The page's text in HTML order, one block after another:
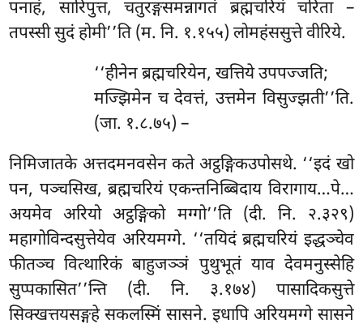
पनाहं, सारिपुत्त, चतुरङ्गसमन्नागतं ब्रह्मचरियंचरिता –
तपस्सी सुदं होमी’’ति (म. नि. १.१५५) लोमहंससुत्ते वीरिये.
‘‘हीनेन ब्रह्मचरियेन, खत्तिये उपपज्जति;
मज्झिमेन च देवत्तं, उत्तमेन विसुज्झती’’ति.
(जा. १.८.७५) –
निमिजातके अत्तदमनवसेन कते अट्ठङ्गिकउपोसथे. ‘‘इदं खो
पन, पञ्चसिख, ब्रह्मचरियं एकन्तनिब्बिदाय विरागाय…पे…
अयमेव अरियो अट्ठङ्गिको मग्गो’’ति (दी. नि. २.३२९)
महागोविन्दसुत्तेयेव अरियमग्गे. ‘‘तयिदं ब्रह्मचरियं इद्धञ्चेव
फीतञ्च वित्थारिकं बाहुजञ्ञं पुथुभूतं याव देवमनुस्सेहि
सुप्पकासित’’न्ति (दी. नि. ३.१७४) पासादिकसुत्ते
सिक्खत्तयसङ्गहे सकलस्मिं सासने. इधापि अरियमग्गे सासने